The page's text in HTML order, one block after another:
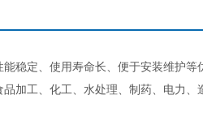
稳定、使用寿命长、便于安装维护等
加工、化工、水处理、制药、电力、